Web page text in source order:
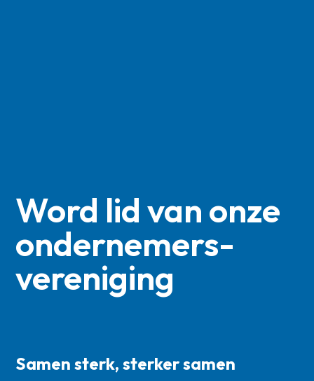
Word lid van onze
ondernemers­
vereniging
Samen sterk, sterker samen